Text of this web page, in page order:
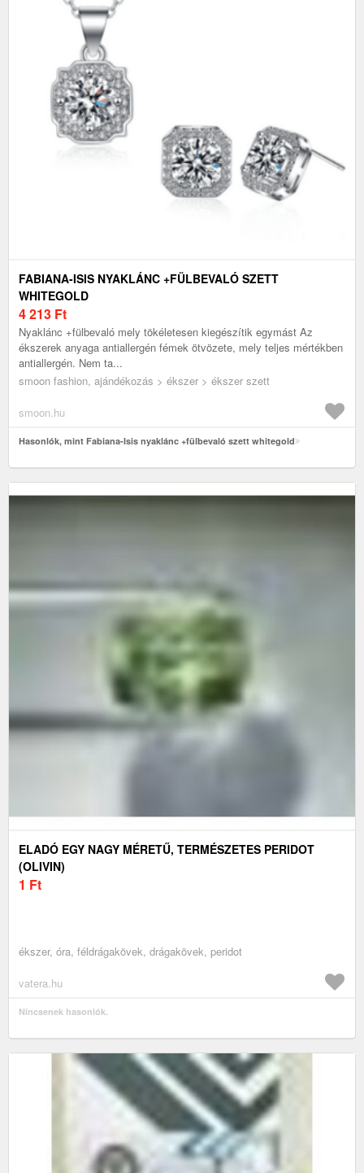
FABIANA-ISIS NYAKLÁNC +FÜLBEVALÓ SZETT
WHITEGOLD
4 213 Ft
Nyaklánc +fülbevaló mely tökéletesen kiegészítik egymást Az
ékszerek anyaga antiallergén fémek ötvözete, mely teljes mértékben
antiallergén. Nem ta...
smoon fashion, ajándékozás > ékszer > ékszer szett
smoon.hu
Hasonlók, mint Fabiana-Isis nyaklánc +fülbevaló szett whitegold
ELADÓ EGY NAGY MÉRETŰ, TERMÉSZETES PERIDOT
(OLIVIN)
1 Ft
ékszer, óra, féldrágakövek, drágakövek, peridot
vatera.hu
Nincsenek hasonlók.